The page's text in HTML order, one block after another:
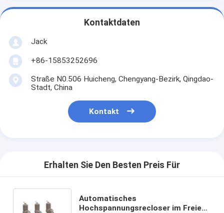
Kontaktdaten
Jack
+86-15853252696
Straße N0.506 Huicheng, Chengyang-Bezirk, Qingdao-
Stadt, China
Kontakt
Erhalten Sie Den Besten Preis Für
Automatisches
Hochspannungsrecloser im Freien